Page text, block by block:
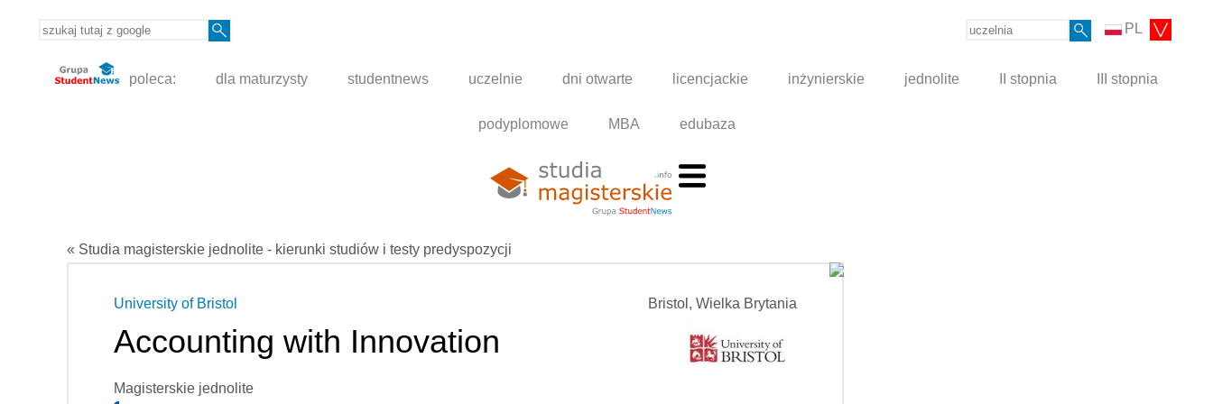
PL
poleca: dla maturzysty studentnews uczelnie dni otwarte licencjackie inżynierskie jednolite II stopnia III stopnia
podyplomowe MBA edubaza
« Studia magisterskie jednolite - kierunki studiów i testy predyspozycji
Bristol, Wielka Brytania
University of Bristol
Accounting with Innovation
Magisterskie jednolite